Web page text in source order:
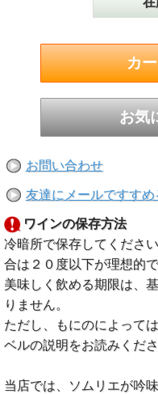
お問い合わせ
友達にメールですすめ
ワインの保存方法
冷暗所で保存してくださ
合は２０度以下が理想的で
美味しく飲める期限は、
りません。
ただし、もにのによって
ベルの説明をお読みくださ
当店では、ソムリエが吟